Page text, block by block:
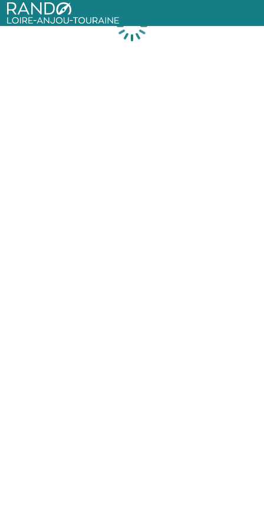
Rando Loire-Anjou-Touraine
Chargement